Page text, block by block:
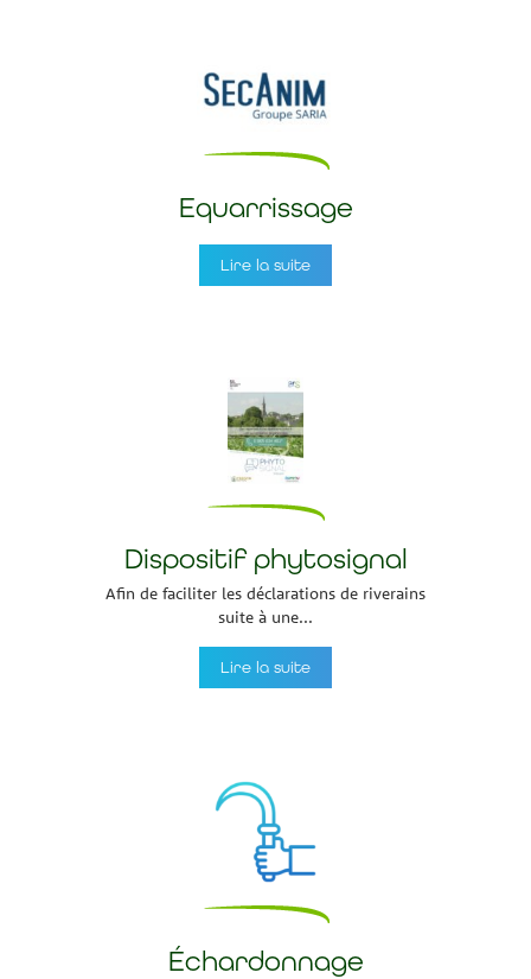
Equarrissage
Lire la suite
Dispositif phytosignal
Afin de faciliter les déclarations de riverains
suite à une...
Lire la suite
Échardonnage